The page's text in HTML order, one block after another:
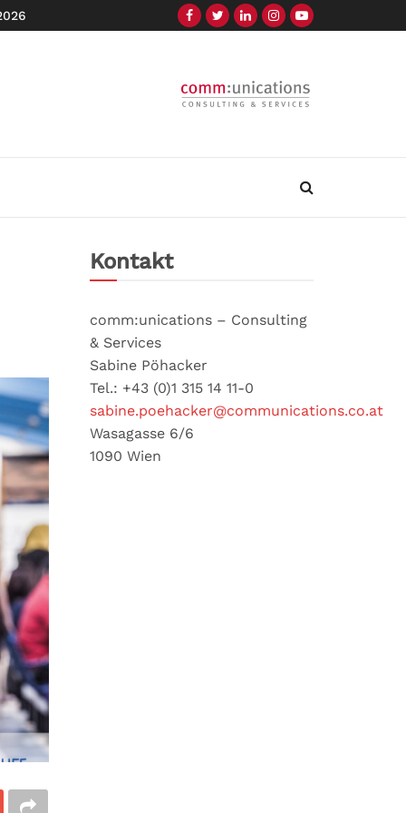
Kontakt
comm:unications – Consulting
& Services
Sabine Pöhacker
Tel.: +43 (0)1 315 14 11-0
sabine.poehacker@communications.co.at
Wasagasse 6/6
1090 Wien